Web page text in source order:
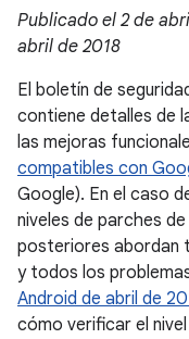
Publicado el 2 de
abril de 2018
El boletín de
contiene detalles de
las mejoras
compatibles con
Google). En el caso
niveles de parches
posteriores abordan
y todos los
Android de abril de
cómo verificar el